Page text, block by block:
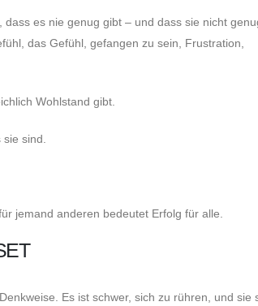
es nie genug gibt – und dass sie nicht
das Gefühl, gefangen zu sein, Frustration,
Wohlstand gibt.
sind.
jemand anderen bedeutet Erfolg für alle.
Es ist schwer, sich zu rühren, und sie